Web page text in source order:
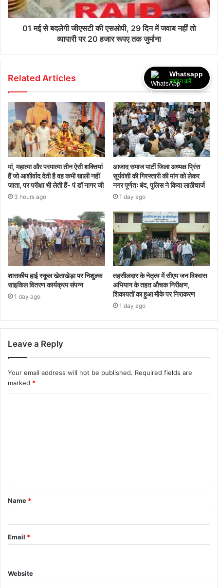
01 मई से बदलेगी जीएसटी की एसओपी, 29 दिन में जवाब नहीं तो
व्यापारी पर 20 हजार रूपए तक जुर्माना
Related Articles
मां, महात्मा और परमात्मा तीन ऐसी शक्तियां
हैं जो आशीर्वाद देती है वह कभी खाली नहीं
जाता, पर परीक्षा भी लेती हैं- पं डॉ नागर जी
3 hours ago
आजाद समाज पार्टी जिला अध्यक्ष प्रिंस
सूर्यवंशी की गिरफ्तारी की मांग को लेकर
नगर पूर्णतः बंद, पुलिस ने किया लाठीचार्ज
1 day ago
शासकीय हाई स्कूल खेताखेड़ा पर निशुल्क
साइकिल वितरण कार्यक्रम संपन्न
1 day ago
तहसीलदार के नेतृत्व में सीएम जन विश्वास
अभियान के तहत औचक निरीक्षण,
शिकायतों का हुआ मौके पर निराकरण
1 day ago
Leave a Reply
Your email address will not be published. Required fields are
marked *
Name *
Email *
Website
Whatsapp
ज्वॉइन करें